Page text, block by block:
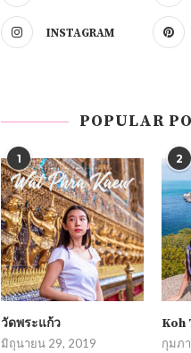
INSTAGRAM
POPULAR
1
วัดพระแก้ว
มิถุนายน 29, 2019
2
Koh
กุมภ